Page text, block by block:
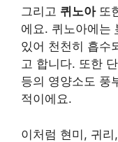
그리고 퀴노아또
에요. 퀴노아에는
있어 천천히 흡수
고 합니다. 또한
등의 영양소도 풍
적이에요.
이처럼 현미, 귀